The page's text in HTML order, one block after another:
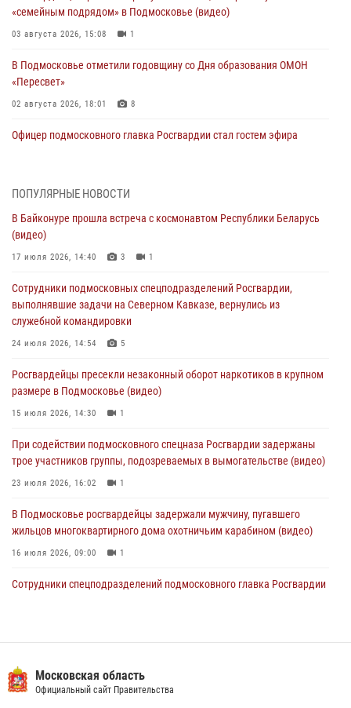
«семейным подрядом» в Подмосковье (видео)
03 августа 2026, 15:08 1
В Подмосковье отметили годовщину со Дня образования ОМОН
«Пересвет»
02 августа 2026, 18:01 8
Офицер подмосковного главка Росгвардии стал гостем эфира
крупную сумму в Подмосковье
31 июля 2026, 13:00
действиях в Подмосковье (видео)
31 июля 2026, 09:00
В Главном управлении Росгвардии по Московской области
образования региональной общественной организации ветеранов
войск правопорядка (видео)
30 июля 2026, 13:00 5
Росгвардейцы задержали нетрезвую автоледи в Подмосковье
30 июля 2026, 08:00 1
ПОПУЛЯРНЫЕ НОВОСТИ
В Байконуре прошла встреча с космонавтом Республики Беларусь
(видео)
17 июля 2026, 14:40 3 1
Сотрудники подмосковных спецподразделений Росгвардии,
выполнявшие задачи на Северном Кавказе, вернулись из
служебной командировки
24 июля 2026, 14:54 5
Росгвардейцы пресекли незаконный оборот наркотиков в крупном
размере в Подмосковье (видео)
15 июля 2026, 14:30 1
При содействии подмосковного спецназа Росгвардии задержаны
трое участников группы, подозреваемых в вымогательстве (видео)
23 июля 2026, 16:02 1
В Подмосковье росгвардейцы задержали мужчину, пугавшего
жильцов многоквартирного дома охотничьим карабином (видео)
16 июля 2026, 09:00 1
Сотрудники спецподразделений подмосковного главка Росгвардии
федеральном розыске (видео)
22 июля 2026, 14:15 1
Московская область
Официальный сайт Правительства